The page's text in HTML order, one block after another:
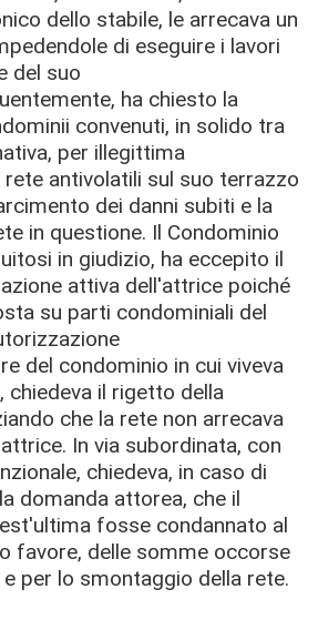
dello stabile, le arrecava un
di eseguire i lavori
del suo
ha chiesto la
convenuti, in solido tra
per illegittima
antivolatili sul suo terrazzo
dei danni subiti e la
in questione. Il Condominio
in giudizio, ha eccepito il
attiva dell'attrice poiché
su parti condominiali del
del condominio in cui viveva
chiedeva il rigetto della
che la rete non arrecava
In via subordinata, con
chiedeva, in caso di
domanda attorea, che il
fosse condannato al
favore, delle somme occorse
per lo smontaggio della rete.